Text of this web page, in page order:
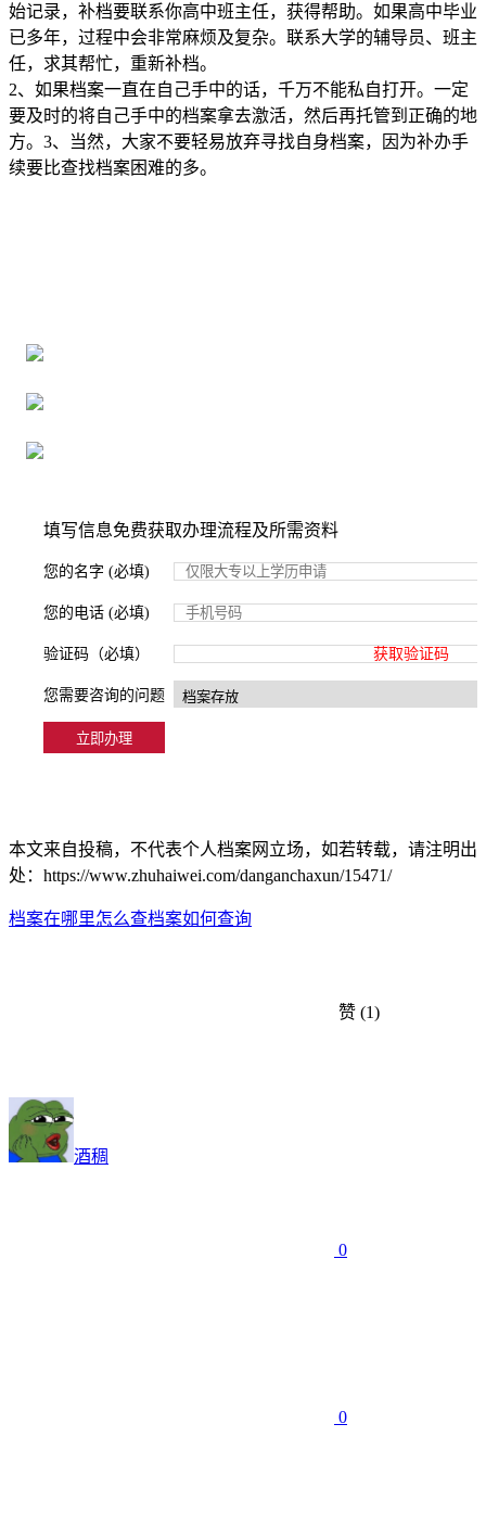
始记录，补档要联系你高中班主任，获得帮助。如果高中毕业
已多年，过程中会非常麻烦及复杂。联系大学的辅导员、班主
任，求其帮忙，重新补档。
2、如果档案一直在自己手中的话，千万不能私自打开。一定
要及时的将自己手中的档案拿去激活，然后再托管到正确的地
方。 3、当然，大家不要轻易放弃寻找自身档案，因为补办手
续要比查找档案困难的多。
填写信息免费获取办理流程及所需资料
您的名字 (必填)
您的电话 (必填)
验证码（必填） 获取验证码
您需要咨询的问题
本文来自投稿，不代表个人档案网立场，如若转载，请注明出
处：https://www.zhuhaiwei.com/danganchaxun/15471/
档案在哪里怎么查档案如何查询
赞 (1)
酒稠
0
0